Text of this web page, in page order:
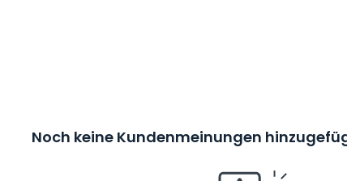
Noch keine Kundenmeinungen